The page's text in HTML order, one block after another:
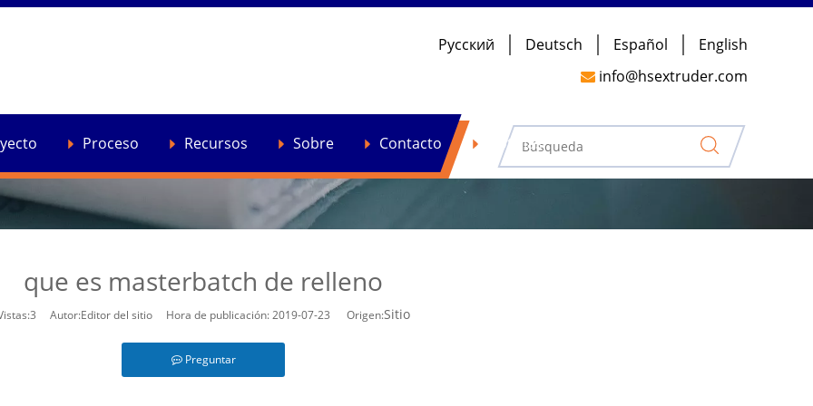
Pусский Deutsch Español English
 info@hsextruder.com
Proceso Recursos Sobre Contacto Noticias
que es masterbatch de relleno
3 Autor:Editor del sitio Hora de publicación: 2019-07-23 Origen:Sitio
Preguntar